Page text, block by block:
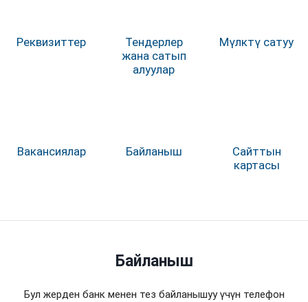
Реквизиттер
Тендерлер
жана сатып
алуулар
Мүлктү сатуу
Вакансиялар Байланыш
Сайттын
картасы
Байланыш
Бул жерден банк менен тез байланышуу үчүн телефон